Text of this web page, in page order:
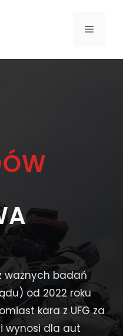
MENU
ważnych badań
od 2022 roku
kara z UFG za
wynosi dla aut